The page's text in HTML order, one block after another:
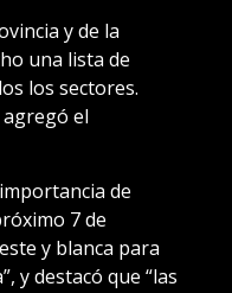
y de la
una lista de
los sectores.
el
de
7 de
y blanca para
y destacó que “las